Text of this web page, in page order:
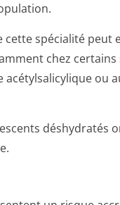
cette spécialité peut
chez certains
acétylsalicylique ou
déshydratés